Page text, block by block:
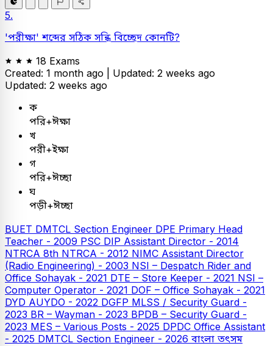
5.
'পরীক্ষা' শব্দের সঠিক সন্ধি বিচ্ছেদ কোনটি?
18 Exams
Created: 1 month ago | Updated: 2 weeks ago
Updated: 2 weeks ago
ক
পরি+ঈক্ষা
খ
পরী+ইক্ষা
গ
পরি+ঈচ্ছা
ঘ
পড়ী+ঈচ্ছা
BUET DMTCL Section Engineer DPE Primary Head
Teacher - 2009 PSC DIP Assistant Director - 2014
NTRCA 8th NTRCA - 2012 NIMC Assistant Director
(Radio Engineering) - 2003 NSI – Despatch Rider and
Office Sohayak - 2021 DTE – Store Keeper - 2021 NSI –
Computer Operator - 2021 DOF – Office Sohayak - 2021
DYD AUYDO - 2022 DGFP MLSS / Security Guard -
2023 BR – Wayman - 2023 BPDB – Security Guard -
2023 MES – Various Posts - 2025 DPDC Office Assistant
- 2025 DMTCL Section Engineer - 2026 বাংলা তৎসম